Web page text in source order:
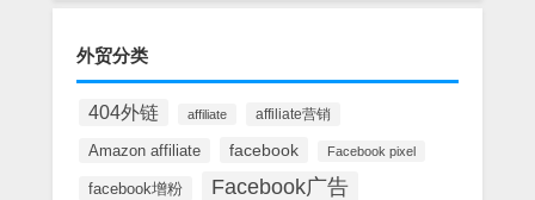
外贸分类
404外链 affiliate affiliate营销
Amazon affiliate facebook Facebook pixel
facebook增粉 Facebook广告